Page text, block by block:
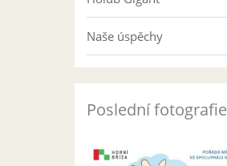
Naše úspěchy
Poslední fotografie